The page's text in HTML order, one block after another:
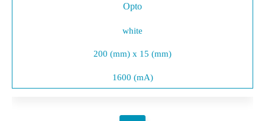
Opto
white
200 (mm) x 15 (mm)
1600 (mA)